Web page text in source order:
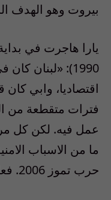
بيروت وهو الهدف
1990): «لبنان
اقتصاديا، وابي
فترات متقطعة من
عمل فيه. لكن كل
ما من الاسباب
حرب تموز 2006. فعادت الى عُمان.